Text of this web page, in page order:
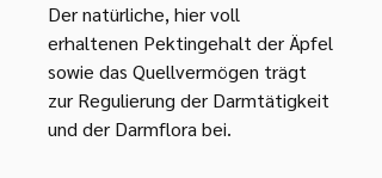
Der natürliche, hier voll
erhaltenen Pektingehalt der Äpfel
sowie das Quellvermögen trägt
zur Regulierung der Darmtätigkeit
und der Darmflora bei.